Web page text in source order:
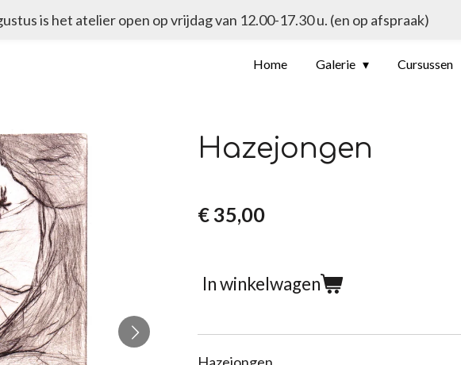
is het atelier open op vrijdag van 12.00-17.30 u. (en op afspraak)
Home Galerie Cursussen
Hazejongen
€ 35,00
In winkelwagen